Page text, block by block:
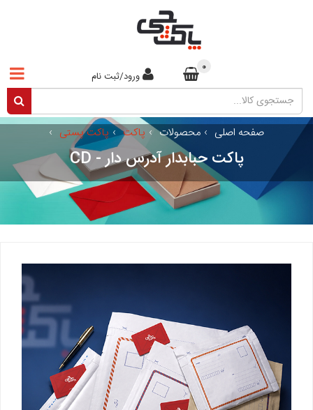
ورود/ثبت نام
0
صفحه اصلی › محصولات › پاکت › پاکت پستی ›
پاکت حبابدار آدرس دار - CD